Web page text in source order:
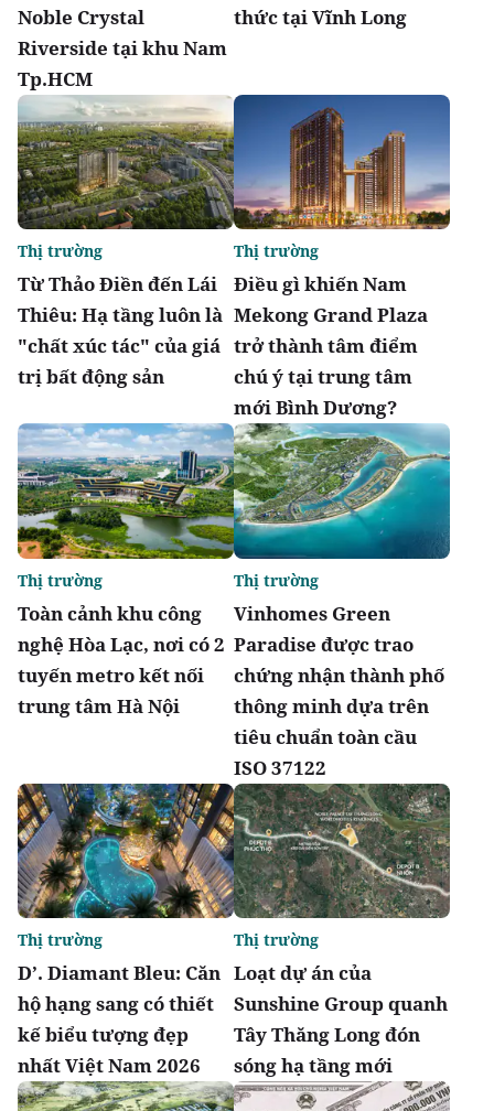
Noble Crystal
Riverside tại khu Nam
Tp.HCM
thức tại Vĩnh Long
Từ Thảo Điền đến Lái
Thiêu: Hạ tầng luôn là
"chất xúc tác" của giá
trị bất động sản
Thị trường
Điều gì khiến Nam
Mekong Grand Plaza
trở thành tâm điểm
chú ý tại trung tâm
mới Bình Dương?
Thị trường
Toàn cảnh khu công
nghệ Hòa Lạc, nơi có 2
tuyến metro kết nối
trung tâm Hà Nội
Thị trường
Vinhomes Green
Paradise được trao
chứng nhận thành phố
thông minh dựa trên
tiêu chuẩn toàn cầu
ISO 37122
Thị trường
D’. Diamant Bleu: Căn
hộ hạng sang có thiết
kế biểu tượng đẹp
nhất Việt Nam 2026
Thị trường
Loạt dự án của
Sunshine Group quanh
Tây Thăng Long đón
sóng hạ tầng mới
Thị trường